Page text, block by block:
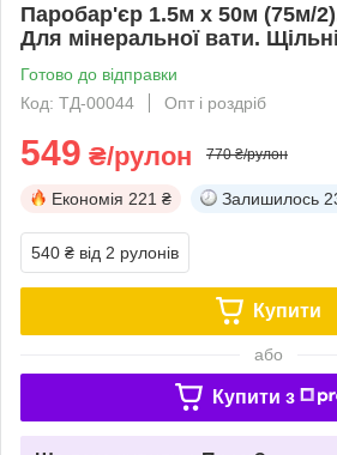
Паробар'єр 1.5м х 50м (75м/
Для мінеральної вати.
Готово до відправки
Код: ТД-00044
Опт і роздріб
549 ₴/рулон 770 ₴/рулон
Економія 221 ₴ Залишилось
540 ₴ від 2 рулонів
Купити
або
Купити з